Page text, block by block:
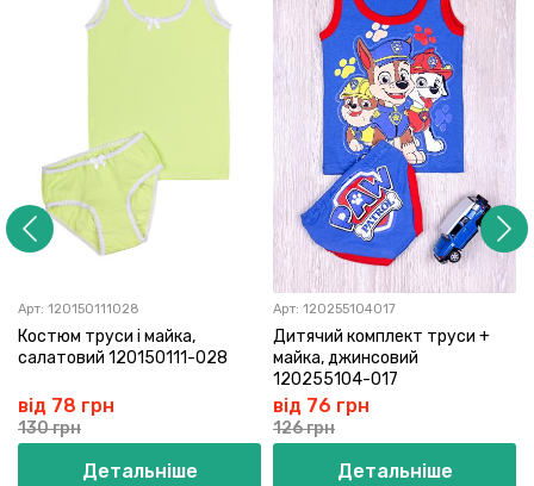
Арт: 120150111028
Костюм труси і майка,
салатовий 120150111-028
від 78 грн
130 грн
Детальніше
Арт: 120255104017
Дитячий комплект труси +
майка, джинсовий
120255104-017
від 76 грн
126 грн
Детальніше